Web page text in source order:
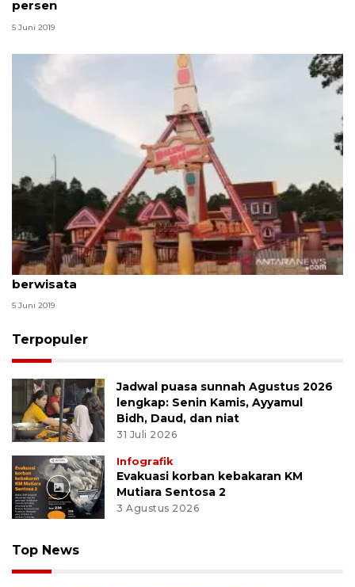
persen
5 Juni 2019
Hari pertama Idul Fitri, Ancol salah satu pilihan
berwisata
5 Juni 2019
Terpopuler
Jadwal puasa sunnah Agustus 2026
lengkap: Senin Kamis, Ayyamul
Bidh, Daud, dan niat
31 Juli 2026
Infografik
Evakuasi korban kebakaran KM
Mutiara Sentosa 2
3 Agustus 2026
Top News